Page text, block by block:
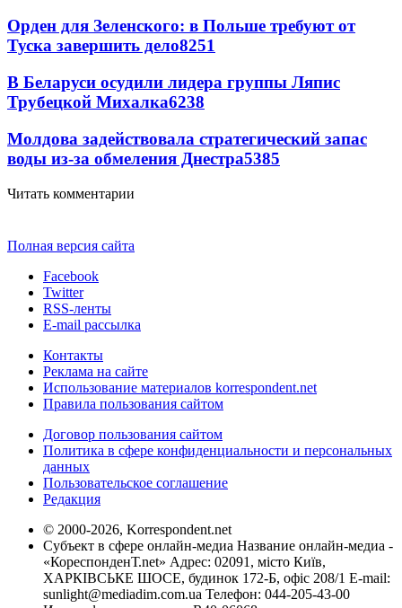
Орден для Зеленского: в Польше требуют от
Туска завершить дело8251
В Беларуси осудили лидера группы Ляпис
Трубецкой Михалка6238
Молдова задействовала стратегический запас
воды из-за обмеления Днестра5385
Читать комментарии
Полная версия сайта
Facebook
Twitter
RSS-ленты
E-mail рассылка
Контакты
Реклама на сайте
Использование материалов korrespondent.net
Правила пользования сайтом
Договор пользования сайтом
Политика в сфере конфиденциальности и персональных
данных
Пользовательское соглашение
Редакция
© 2000-2026, Korrespondent.net
Субъект в сфере онлайн-медиа Название онлайн-медиа -
«КореспонденТ.net» Адрес: 02091, місто Київ,
ХАРКІВСЬКЕ ШОСЕ, будинок 172-Б, офіс 208/1 E-mail:
sunlight@mediadim.com.ua Телефон: 044-205-43-00